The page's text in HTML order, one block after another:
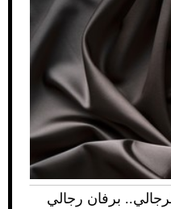
برفان رجالي